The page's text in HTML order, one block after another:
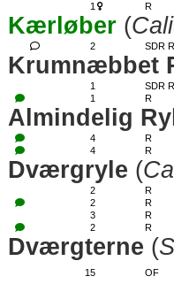
1 R
Kærløber (
2 SDR R
Krumnæbbet
1 SDR R
1
R
Almindelig
4 R
4
R
Dværgryle (
2 R
2
R
3
R
2
R
Dværgterne (
15 OF